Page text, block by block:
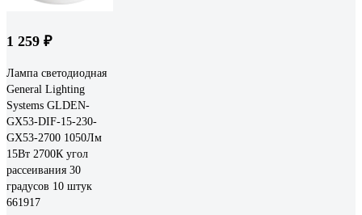
1 259 ₽
Лампа светодиодная
General Lighting
Systems GLDEN-
GX53-DIF-15-230-
GX53-2700 1050Лм
15Вт 2700К угол
рассеивания 30
градусов 10 штук
661917